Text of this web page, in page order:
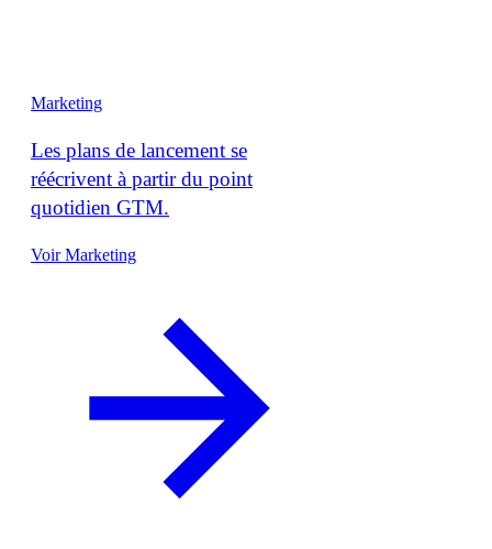
Marketing
Les plans de lancement se
réécrivent à partir du point
quotidien GTM.
Voir Marketing